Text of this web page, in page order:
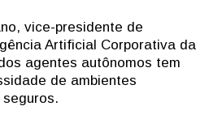
vice-presidente de
Artificial Corporativa da
agentes autônomos tem
de ambientes